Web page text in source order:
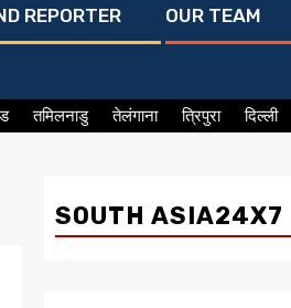
REPORTER OUR TEAM
तमिलनाडु तेलंगाना त्रिपुरा दिल्ली
SOUTH ASIA24X7